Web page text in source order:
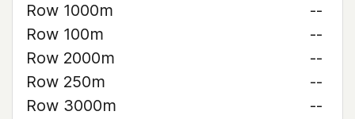
Row 1000m
--
Row 100m
--
Row 2000m
--
Row 250m
--
Row 3000m
--